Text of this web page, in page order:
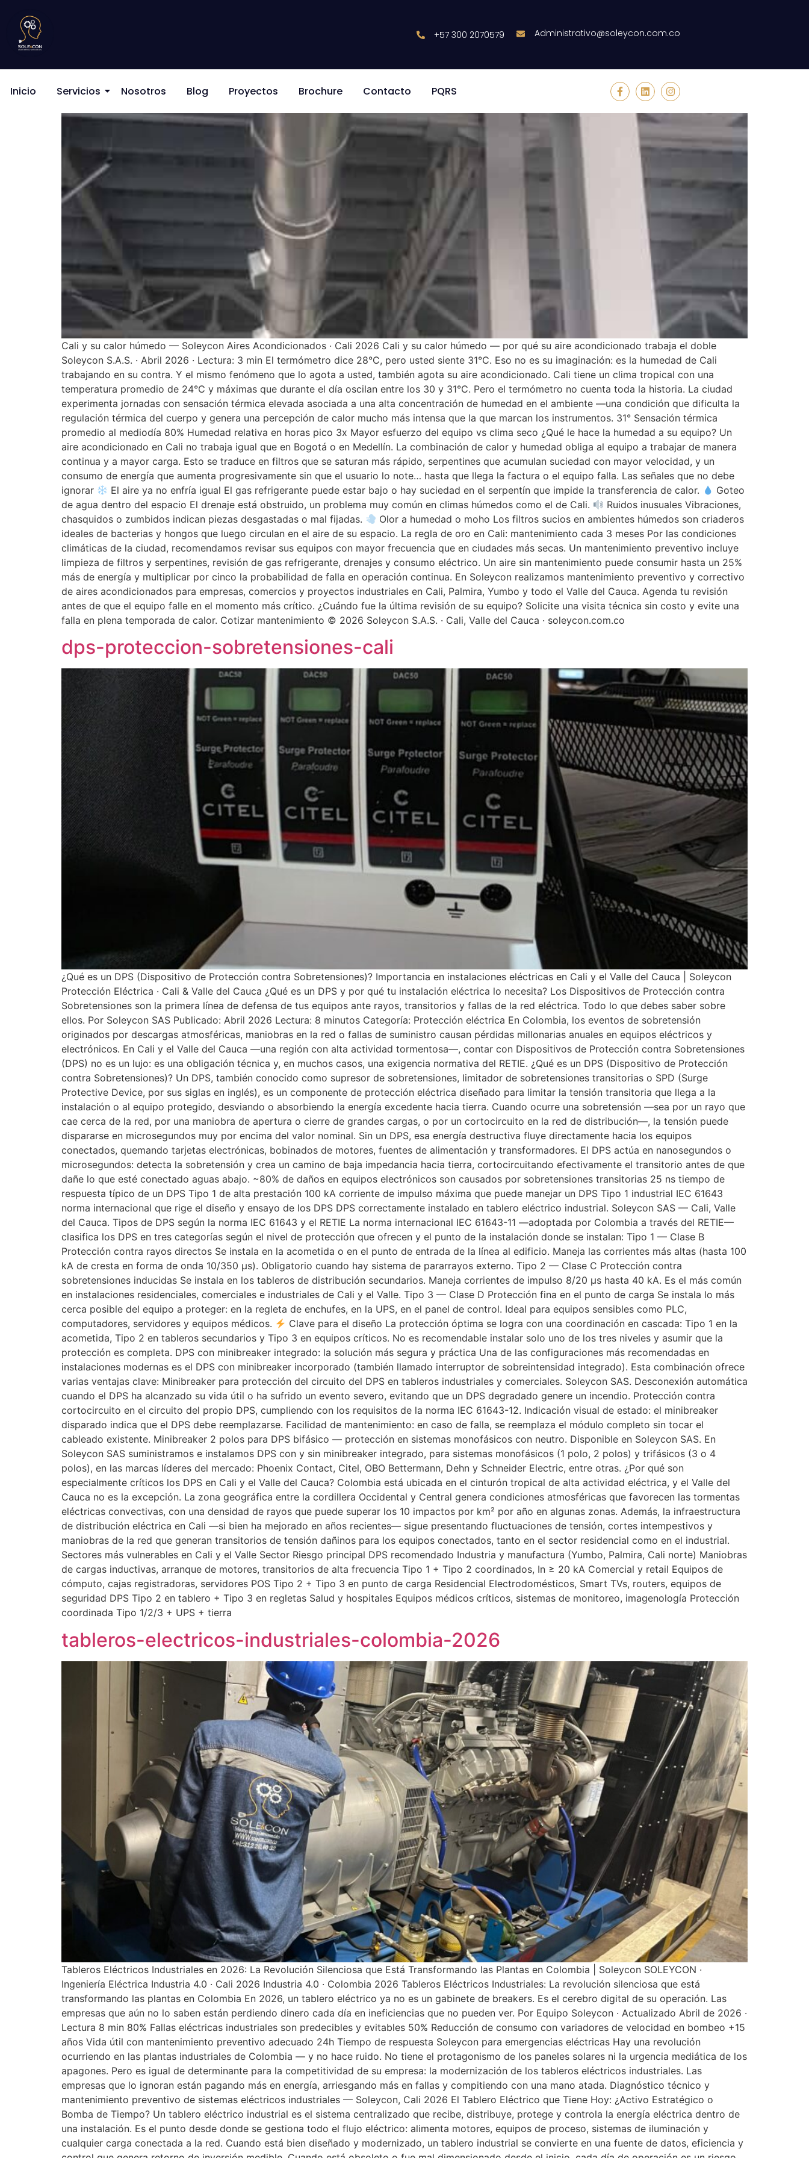
+57 300 2070579 Administrativo@soleycon.com.co
Inicio Servicios Nosotros Blog Proyectos Brochure Contacto PQRS
Cali y su calor húmedo — Soleycon Aires Acondicionados · Cali 2026 Cali y su calor húmedo — por qué su aire acondicionado trabaja el doble
Soleycon S.A.S. · Abril 2026 · Lectura: 3 min El termómetro dice 28°C, pero usted siente 31°C. Eso no es su imaginación: es la humedad de Cali
trabajando en su contra. Y el mismo fenómeno que lo agota a usted, también agota su aire acondicionado. Cali tiene un clima tropical con una
temperatura promedio de 24°C y máximas que durante el día oscilan entre los 30 y 31°C. Pero el termómetro no cuenta toda la historia. La ciudad
experimenta jornadas con sensación térmica elevada asociada a una alta concentración de humedad en el ambiente —una condición que dificulta la
regulación térmica del cuerpo y genera una percepción de calor mucho más intensa que la que marcan los instrumentos. 31° Sensación térmica
promedio al mediodía 80% Humedad relativa en horas pico 3x Mayor esfuerzo del equipo vs clima seco ¿Qué le hace la humedad a su equipo? Un
aire acondicionado en Cali no trabaja igual que en Bogotá o en Medellín. La combinación de calor y humedad obliga al equipo a trabajar de manera
continua y a mayor carga. Esto se traduce en filtros que se saturan más rápido, serpentines que acumulan suciedad con mayor velocidad, y un
consumo de energía que aumenta progresivamente sin que el usuario lo note… hasta que llega la factura o el equipo falla. Las señales que no debe
ignorar
El aire ya no enfría igual El gas refrigerante puede estar bajo o hay suciedad en el serpentín que impide la transferencia de calor.
Goteo
de agua dentro del espacio El drenaje está obstruido, un problema muy común en climas húmedos como el de Cali.
Ruidos inusuales Vibraciones,
chasquidos o zumbidos indican piezas desgastadas o mal fijadas.
Olor a humedad o moho Los filtros sucios en ambientes húmedos son criaderos
ideales de bacterias y hongos que luego circulan en el aire de su espacio. La regla de oro en Cali: mantenimiento cada 3 meses Por las condiciones
climáticas de la ciudad, recomendamos revisar sus equipos con mayor frecuencia que en ciudades más secas. Un mantenimiento preventivo incluye
limpieza de filtros y serpentines, revisión de gas refrigerante, drenajes y consumo eléctrico. Un aire sin mantenimiento puede consumir hasta un 25%
más de energía y multiplicar por cinco la probabilidad de falla en operación continua. En Soleycon realizamos mantenimiento preventivo y correctivo
de aires acondicionados para empresas, comercios y proyectos industriales en Cali, Palmira, Yumbo y todo el Valle del Cauca. Agenda tu revisión
antes de que el equipo falle en el momento más crítico. ¿Cuándo fue la última revisión de su equipo? Solicite una visita técnica sin costo y evite una
falla en plena temporada de calor. Cotizar mantenimiento © 2026 Soleycon S.A.S. · Cali, Valle del Cauca · soleycon.com.co
dps-proteccion-sobretensiones-cali
¿Qué es un DPS (Dispositivo de Protección contra Sobretensiones)? Importancia en instalaciones eléctricas en Cali y el Valle del Cauca | Soleycon
Protección Eléctrica · Cali & Valle del Cauca ¿Qué es un DPS y por qué tu instalación eléctrica lo necesita? Los Dispositivos de Protección contra
Sobretensiones son la primera línea de defensa de tus equipos ante rayos, transitorios y fallas de la red eléctrica. Todo lo que debes saber sobre
ellos. Por Soleycon SAS Publicado: Abril 2026 Lectura: 8 minutos Categoría: Protección eléctrica En Colombia, los eventos de sobretensión
originados por descargas atmosféricas, maniobras en la red o fallas de suministro causan pérdidas millonarias anuales en equipos eléctricos y
electrónicos. En Cali y el Valle del Cauca —una región con alta actividad tormentosa—, contar con Dispositivos de Protección contra Sobretensiones
(DPS) no es un lujo: es una obligación técnica y, en muchos casos, una exigencia normativa del RETIE. ¿Qué es un DPS (Dispositivo de Protección
contra Sobretensiones)? Un DPS, también conocido como supresor de sobretensiones, limitador de sobretensiones transitorias o SPD (Surge
Protective Device, por sus siglas en inglés), es un componente de protección eléctrica diseñado para limitar la tensión transitoria que llega a la
instalación o al equipo protegido, desviando o absorbiendo la energía excedente hacia tierra. Cuando ocurre una sobretensión —sea por un rayo que
cae cerca de la red, por una maniobra de apertura o cierre de grandes cargas, o por un cortocircuito en la red de distribución—, la tensión puede
dispararse en microsegundos muy por encima del valor nominal. Sin un DPS, esa energía destructiva fluye directamente hacia los equipos
conectados, quemando tarjetas electrónicas, bobinados de motores, fuentes de alimentación y transformadores. El DPS actúa en nanosegundos o
microsegundos: detecta la sobretensión y crea un camino de baja impedancia hacia tierra, cortocircuitando efectivamente el transitorio antes de que
dañe lo que esté conectado aguas abajo. ~80% de daños en equipos electrónicos son causados por sobretensiones transitorias 25 ns tiempo de
respuesta típico de un DPS Tipo 1 de alta prestación 100 kA corriente de impulso máxima que puede manejar un DPS Tipo 1 industrial IEC 61643
norma internacional que rige el diseño y ensayo de los DPS DPS correctamente instalado en tablero eléctrico industrial. Soleycon SAS — Cali, Valle
del Cauca. Tipos de DPS según la norma IEC 61643 y el RETIE La norma internacional IEC 61643-11 —adoptada por Colombia a través del RETIE—
clasifica los DPS en tres categorías según el nivel de protección que ofrecen y el punto de la instalación donde se instalan: Tipo 1 — Clase B
Protección contra rayos directos Se instala en la acometida o en el punto de entrada de la línea al edificio. Maneja las corrientes más altas (hasta 100
kA de cresta en forma de onda 10/350 µs). Obligatorio cuando hay sistema de pararrayos externo. Tipo 2 — Clase C Protección contra
sobretensiones inducidas Se instala en los tableros de distribución secundarios. Maneja corrientes de impulso 8/20 µs hasta 40 kA. Es el más común
en instalaciones residenciales, comerciales e industriales de Cali y el Valle. Tipo 3 — Clase D Protección fina en el punto de carga Se instala lo más
cerca posible del equipo a proteger: en la regleta de enchufes, en la UPS, en el panel de control. Ideal para equipos sensibles como PLC,
computadores, servidores y equipos médicos.
Clave para el diseño La protección óptima se logra con una coordinación en cascada: Tipo 1 en la
acometida, Tipo 2 en tableros secundarios y Tipo 3 en equipos críticos. No es recomendable instalar solo uno de los tres niveles y asumir que la
protección es completa. DPS con minibreaker integrado: la solución más segura y práctica Una de las configuraciones más recomendadas en
instalaciones modernas es el DPS con minibreaker incorporado (también llamado interruptor de sobreintensidad integrado). Esta combinación ofrece
varias ventajas clave: Minibreaker para protección del circuito del DPS en tableros industriales y comerciales. Soleycon SAS. Desconexión automática
cuando el DPS ha alcanzado su vida útil o ha sufrido un evento severo, evitando que un DPS degradado genere un incendio. Protección contra
cortocircuito en el circuito del propio DPS, cumpliendo con los requisitos de la norma IEC 61643-12. Indicación visual de estado: el minibreaker
disparado indica que el DPS debe reemplazarse. Facilidad de mantenimiento: en caso de falla, se reemplaza el módulo completo sin tocar el
cableado existente. Minibreaker 2 polos para DPS bifásico — protección en sistemas monofásicos con neutro. Disponible en Soleycon SAS. En
Soleycon SAS suministramos e instalamos DPS con y sin minibreaker integrado, para sistemas monofásicos (1 polo, 2 polos) y trifásicos (3 o 4
polos), en las marcas líderes del mercado: Phoenix Contact, Citel, OBO Bettermann, Dehn y Schneider Electric, entre otras. ¿Por qué son
especialmente críticos los DPS en Cali y el Valle del Cauca? Colombia está ubicada en el cinturón tropical de alta actividad eléctrica, y el Valle del
Cauca no es la excepción. La zona geográfica entre la cordillera Occidental y Central genera condiciones atmosféricas que favorecen las tormentas
eléctricas convectivas, con una densidad de rayos que puede superar los 10 impactos por km² por año en algunas zonas. Además, la infraestructura
de distribución eléctrica en Cali —si bien ha mejorado en años recientes— sigue presentando fluctuaciones de tensión, cortes intempestivos y
maniobras de la red que generan transitorios de tensión dañinos para los equipos conectados, tanto en el sector residencial como en el industrial.
Sectores más vulnerables en Cali y el Valle Sector Riesgo principal DPS recomendado Industria y manufactura (Yumbo, Palmira, Cali norte) Maniobras
de cargas inductivas, arranque de motores, transitorios de alta frecuencia Tipo 1 + Tipo 2 coordinados, In ≥ 20 kA Comercial y retail Equipos de
cómputo, cajas registradoras, servidores POS Tipo 2 + Tipo 3 en punto de carga Residencial Electrodomésticos, Smart TVs, routers, equipos de
seguridad DPS Tipo 2 en tablero + Tipo 3 en regletas Salud y hospitales Equipos médicos críticos, sistemas de monitoreo, imagenología Protección
coordinada Tipo 1/2/3 + UPS + tierra
tableros-electricos-industriales-colombia-2026
Tableros Eléctricos Industriales en 2026: La Revolución Silenciosa que Está Transformando las Plantas en Colombia | Soleycon SOLEYCON ·
Ingeniería Eléctrica Industria 4.0 · Cali 2026 Industria 4.0 · Colombia 2026 Tableros Eléctricos Industriales: La revolución silenciosa que está
transformando las plantas en Colombia En 2026, un tablero eléctrico ya no es un gabinete de breakers. Es el cerebro digital de su operación. Las
empresas que aún no lo saben están perdiendo dinero cada día en ineficiencias que no pueden ver. Por Equipo Soleycon · Actualizado Abril de 2026 ·
Lectura 8 min 80% Fallas eléctricas industriales son predecibles y evitables 50% Reducción de consumo con variadores de velocidad en bombeo +15
años Vida útil con mantenimiento preventivo adecuado 24h Tiempo de respuesta Soleycon para emergencias eléctricas Hay una revolución
ocurriendo en las plantas industriales de Colombia — y no hace ruido. No tiene el protagonismo de los paneles solares ni la urgencia mediática de los
apagones. Pero es igual de determinante para la competitividad de su empresa: la modernización de los tableros eléctricos industriales. Las
empresas que lo ignoran están pagando más en energía, arriesgando más en fallas y compitiendo con una mano atada. Diagnóstico técnico y
mantenimiento preventivo de sistemas eléctricos industriales — Soleycon, Cali 2026 El Tablero Eléctrico que Tiene Hoy: ¿Activo Estratégico o
Bomba de Tiempo? Un tablero eléctrico industrial es el sistema centralizado que recibe, distribuye, protege y controla la energía eléctrica dentro de
una instalación. Es el punto desde donde se gestiona todo el flujo eléctrico: alimenta motores, equipos de proceso, sistemas de iluminación y
cualquier carga conectada a la red. Cuando está bien diseñado y modernizado, un tablero industrial se convierte en una fuente de datos, eficiencia y